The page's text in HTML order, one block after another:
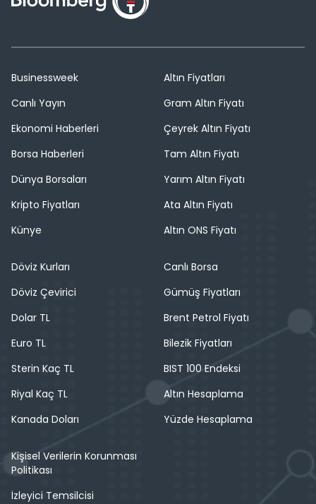
Businessweek
Canlı Yayın
Ekonomi Haberleri
Borsa Haberleri
Dünya Borsaları
Kripto Fiyatları
Künye
Altın Fiyatları
Gram Altın Fiyatı
Çeyrek Altın Fiyatı
Tam Altın Fiyatı
Yarım Altın Fiyatı
Ata Altın Fiyatı
Altın ONS Fiyatı
Döviz Kurları
Döviz Çevirici
Dolar TL
Euro TL
Sterin Kaç TL
Riyal Kaç TL
Kanada Doları
Canlı Borsa
Gümüş Fiyatları
Brent Petrol Fiyatı
Bilezik Fiyatları
BIST 100 Endeksi
Altın Hesaplama
Yüzde Hesaplama
Kişisel Verilerin Korunması
Politikası
İzleyici Temsilcisi